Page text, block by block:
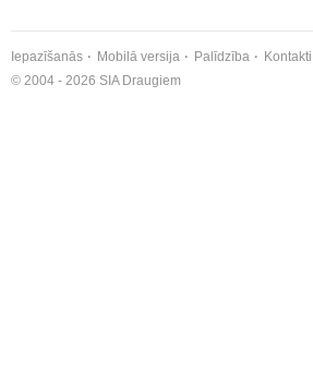
Iepazīšanās Mobilā versija Palīdzība Kontakti
© 2004 - 2026 SIA Draugiem